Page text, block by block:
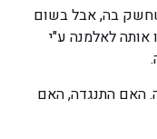
בה, אבל בשום
אותה לאלמנה ע"י
האם התנגדה, האם